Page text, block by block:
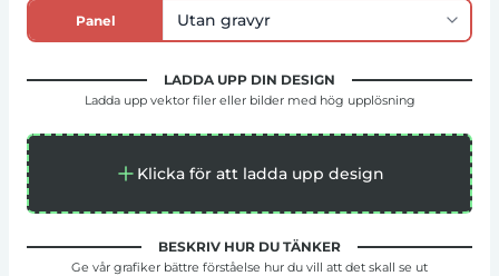
Panel
LADDA UPP DIN DESIGN
Ladda upp vektor filer eller bilder med hög upplösning
Klicka för att ladda upp design
BESKRIV HUR DU TÄNKER
Ge vår grafiker bättre förståelse hur du vill att det skall se ut